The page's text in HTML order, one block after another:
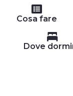
Cosa fare
Dove